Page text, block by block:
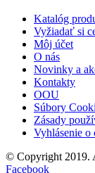
Katalóg
Vyžiadať si
Môj účet
O nás
Novinky a
Kontakty
OOU
Súbory
Zásady
Vyhlásenie o
© Copyright 2019.
Facebook